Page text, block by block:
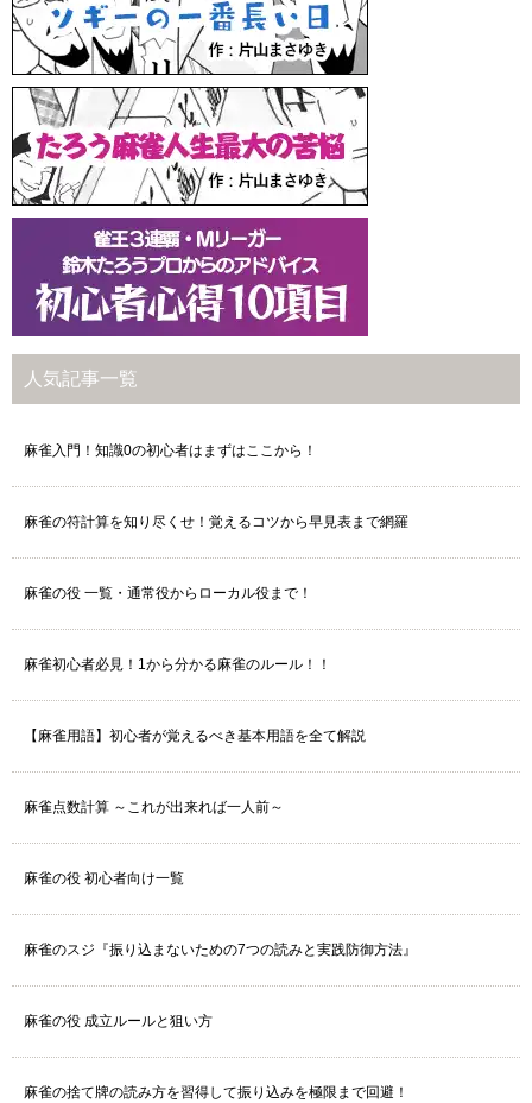
人気記事一覧
麻雀入門！知識0の初心者はまずはここから！
麻雀の符計算を知り尽くせ！覚えるコツから早見表まで網羅
麻雀の役 一覧・通常役からローカル役まで！
麻雀初心者必見！1から分かる麻雀のルール！！
【麻雀用語】初心者が覚えるべき基本用語を全て解説
麻雀点数計算 ～これが出来れば一人前～
麻雀の役 初心者向け一覧
麻雀のスジ『振り込まないための7つの読みと実践防御方法』
麻雀の役 成立ルールと狙い方
麻雀の捨て牌の読み方を習得して振り込みを極限まで回避！